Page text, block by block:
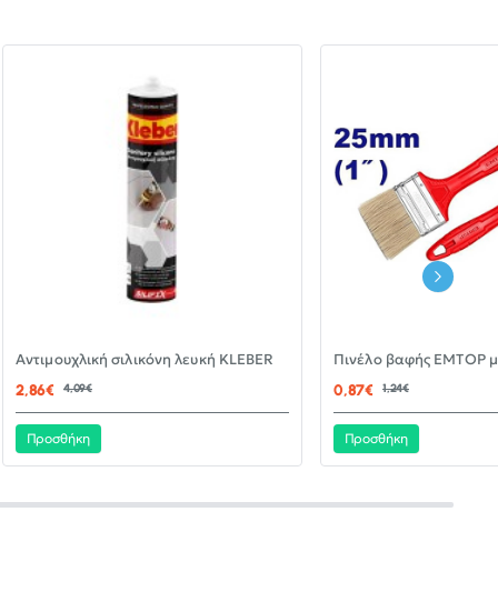
-30%
Αντιμουχλική σιλικόνη λευκή KLEBER
2,86€
4,09€
Προσθήκη
0,87€ 1,24€
Προσθήκη